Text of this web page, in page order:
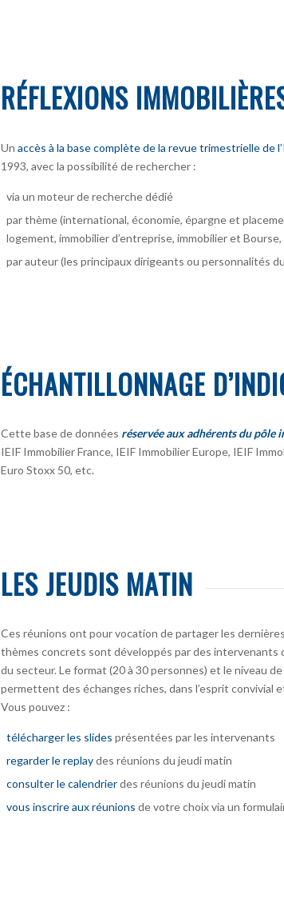
RÉFLEXIONS
Unaccès à la base complète de la revue trimestrielle de
1993, avec la possibilité de rechercher :
via un moteur de recherche dédié
par thème (international, économie, épargne et
logement, immobilier d’entreprise, immobilier et
par auteur(les principaux dirigeants ou personnalités
ÉCHANTILLONNAGE
Cette base de données réservée aux adhérents du pôle
IEIF Immobilier France, IEIF Immobilier Europe, IEIF
Euro Stoxx 50, etc.
LES JEUDIS MATIN
Ces réunions ont pour vocation de partager les
thèmes concrets sont développés par des intervenants
du secteur. Le format (20 à 30 personnes) et le niveau
permettent des échanges riches, dans l’esprit convivial
Vous pouvez :
téléchargerles slides présentées par les intervenants
regarder le replaydes réunions du jeudi matin
consulter le calendrierdes réunions du jeudi matin
vous inscrireaux réunions de votre choix via un